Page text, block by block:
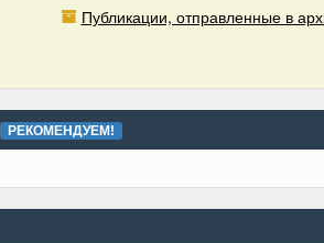
Публикации, отправленные в
РЕКОМЕНДУЕМ!